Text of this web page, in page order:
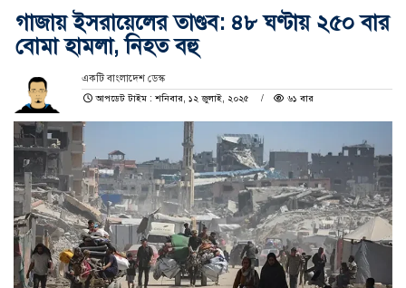
গাজায় ইসরায়েলের তাণ্ডব: ৪৮ ঘণ্টায় ২৫০ বার
বোমা হামলা, নিহত বহু
একটি বাংলাদেশ ডেস্ক
আপডেট টাইম : শনিবার, ১২ জুলাই, ২০২৫
৬১ বার